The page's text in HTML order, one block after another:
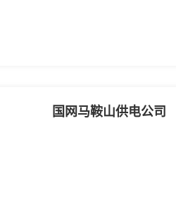
国网马鞍山供电公司